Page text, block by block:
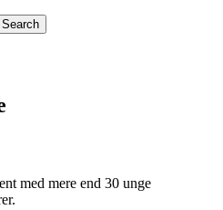
med mere end 30 unge